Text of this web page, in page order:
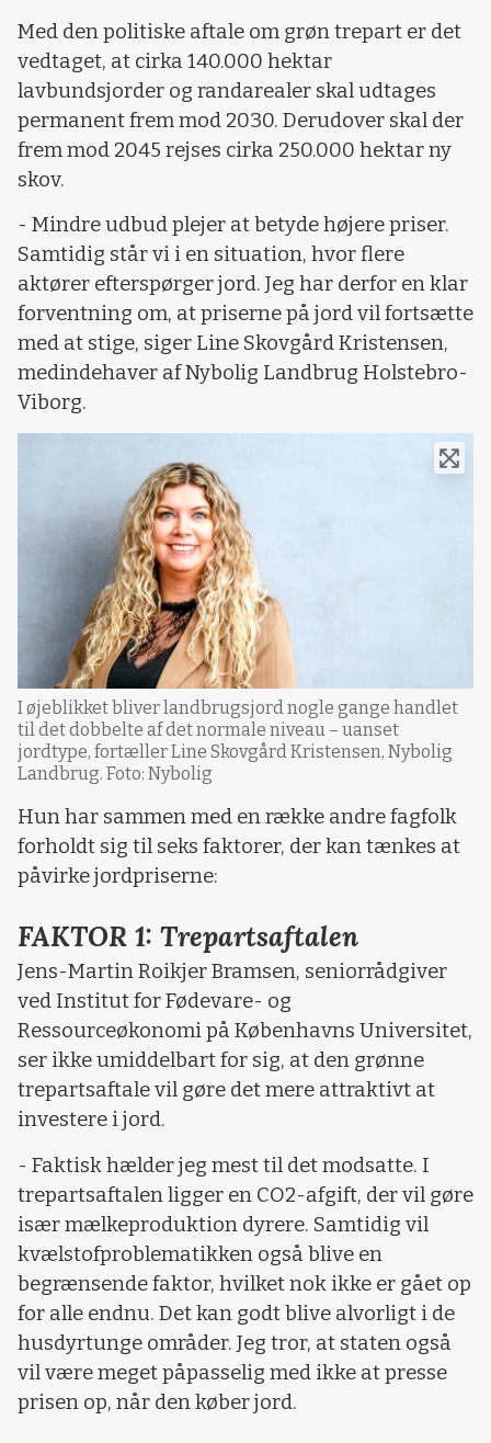
Med den politiske aftale om grøn trepart er det
vedtaget, at cirka 140.000 hektar
lavbundsjorder og randarealer skal udtages
permanent frem mod 2030. Derudover skal der
frem mod 2045 rejses cirka 250.000 hektar ny
skov.
- Mindre udbud plejer at betyde højere priser.
Samtidig står vi i en situation, hvor flere
aktører efterspørger jord. Jeg har derfor en klar
forventning om, at priserne på jord vil fortsætte
med at stige, siger Line Skovgård Kristensen,
medindehaver af Nybolig Landbrug Holstebro-
Viborg.
I øjeblikket bliver landbrugsjord nogle gange handlet
til det dobbelte af det normale niveau – uanset
jordtype, fortæller Line Skovgård Kristensen, Nybolig
Landbrug. Foto: Nybolig
Hun har sammen med en række andre fagfolk
forholdt sig til seks faktorer, der kan tænkes at
påvirke jordpriserne:
FAKTOR 1: Trepartsaftalen
Jens-Martin Roikjer Bramsen, seniorrådgiver
ved Institut for Fødevare- og
Ressourceøkonomi på Københavns Universitet,
ser ikke umiddelbart for sig, at den grønne
trepartsaftale vil gøre det mere attraktivt at
investere i jord.
- Faktisk hælder jeg mest til det modsatte. I
trepartsaftalen ligger en CO2-afgift, der vil gøre
især mælkeproduktion dyrere. Samtidig vil
kvælstofproblematikken også blive en
begrænsende faktor, hvilket nok ikke er gået op
for alle endnu. Det kan godt blive alvorligt i de
husdyrtunge områder. Jeg tror, at staten også
vil være meget påpasselig med ikke at presse
prisen op, når den køber jord.